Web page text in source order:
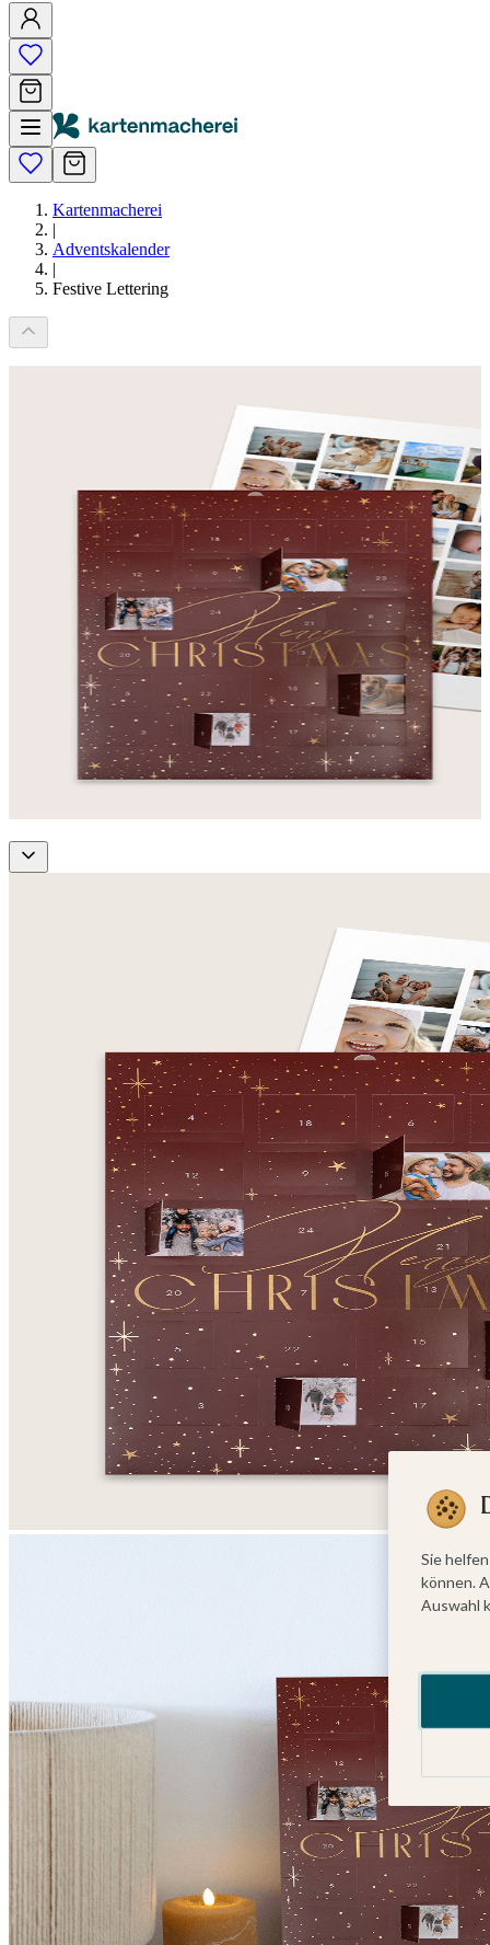
Kartenmacherei
|
Adventskalender
|
Festive Lettering
Sie
können.
Auswahl